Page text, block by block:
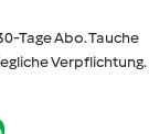
Tage Abo. Tauche
Verpflichtung.